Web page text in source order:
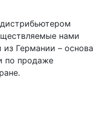
нами
Германии – основа
по продаже